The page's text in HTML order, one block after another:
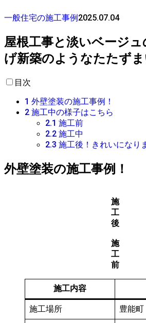
一般住宅の施工事例 2025.07.04
屋根工事と淡いベージ
げ新築のようなたたず
目次
1 外壁塗装の施工事例！
2 施工中の様子はこちら
2.1 施工前
2.2 施工中
2.3 施工後！きれいになり
外壁塗装の施工事例！
施
工
後
施
工
前
施工内容
施工場所 豊能町